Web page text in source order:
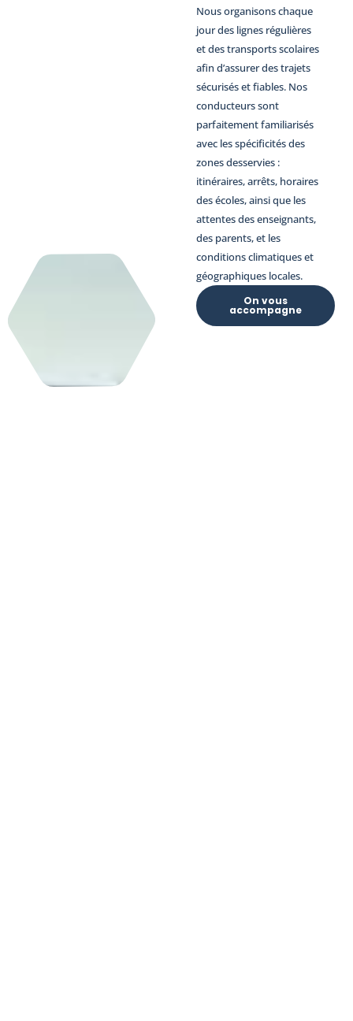
Nous organisons chaque
jour des lignes régulières
et des transports scolaires
afin d’assurer des trajets
sécurisés et fiables. Nos
conducteurs sont
parfaitement familiarisés
avec les spécificités des
zones desservies :
itinéraires, arrêts, horaires
des écoles, ainsi que les
attentes des enseignants,
des parents, et les
conditions climatiques et
géographiques locales.
On vous
accompagne